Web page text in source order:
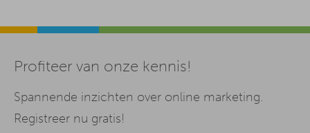
Profiteer van onze kennis!
Spannende inzichten over online marketing.
Registreer nu gratis!